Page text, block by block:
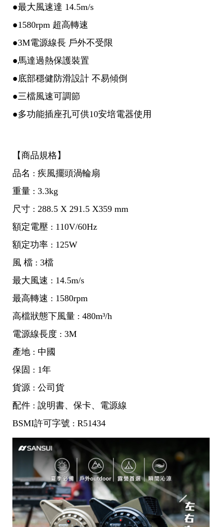
●最大風速達 14.5m/s
●1580rpm 超高轉速
●3M電源線長 戶外不受限
●馬達過熱保護裝置
●底部穩健防滑設計 不易傾倒
●三檔風速可調節
●多功能插座孔可供10安培電器使用
【商品規格】
品名 : 疾風擺頭渦輪扇
重量 : 3.3kg
尺寸 : 288.5 X 291.5 X359 mm
額定電壓 : 110V/60Hz
額定功率 : 125W
風 檔 : 3檔
最大風速 : 14.5m/s
最高轉速 : 1580rpm
高檔狀態下風量 : 480m³/h
電源線長度 : 3M
產地 : 中國
保固 : 1年
貨源 : 公司貨
配件 : 說明書、保卡、電源線
BSMI許可字號 : R51434